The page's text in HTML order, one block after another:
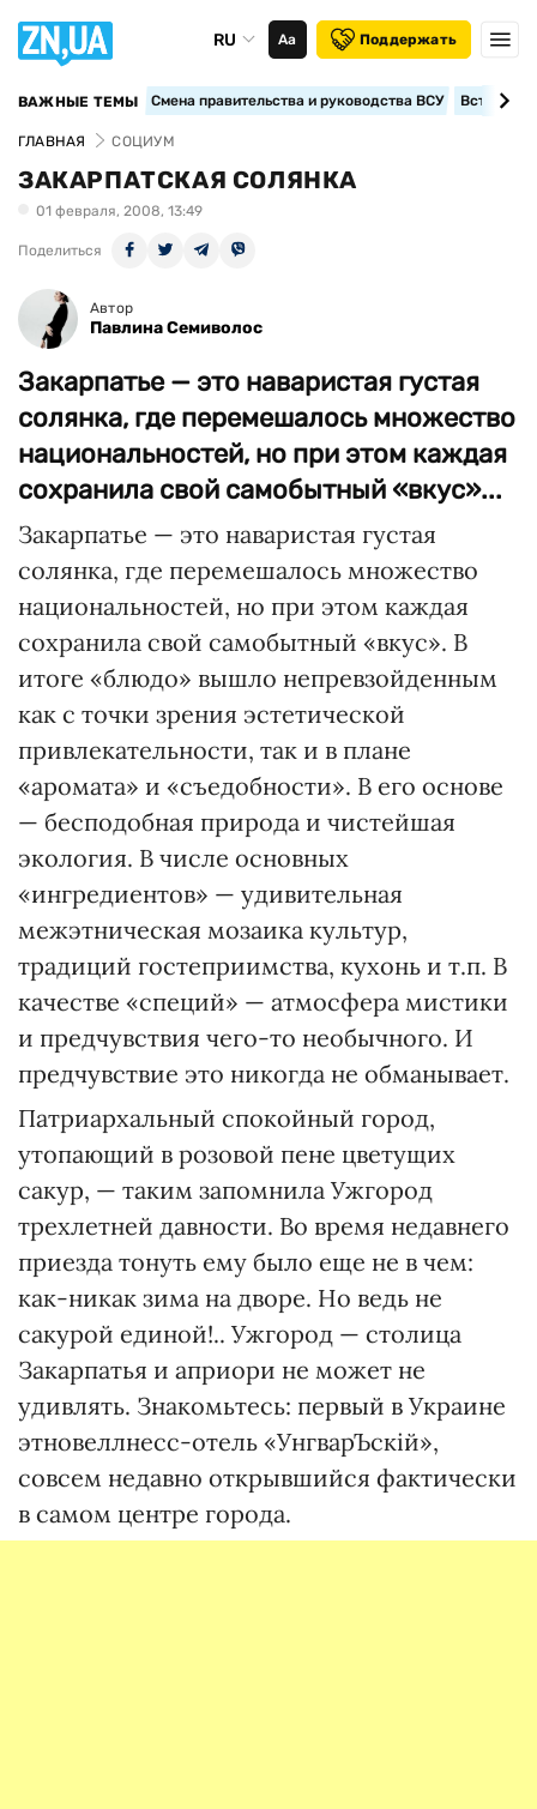
RU Аа Поддержать
ВАЖНЫЕ ТЕМЫ Смена правительства и руководства ВСУ
ГЛАВНАЯ СОЦИУМ
ЗАКАРПАТСКАЯ СОЛЯНКА
01 февраля, 2008, 13:49
Поделиться
Автор
Павлина Семиволос
Закарпатье — это наваристая густая
солянка, где перемешалось множество
национальностей, но при этом каждая
сохранила свой самобытный «вкус»...
Закарпатье — это наваристая густая
солянка, где перемешалось множество
национальностей, но при этом каждая
сохранила свой самобытный «вкус». В
итоге «блюдо» вышло непревзойденным
как с точки зрения эстетической
привлекательности, так и в плане
«аромата» и «съедобности». В его основе
— бесподобная природа и чистейшая
экология. В числе основных
«ингредиентов» — удивительная
межэтническая мозаика культур,
традиций гостеприимства, кухонь и т.п. В
качестве «специй» — атмосфера мистики
и предчувствия чего-то необычного. И
предчувствие это никогда не обманывает.
Патриархальный спокойный город,
утопающий в розовой пене цветущих
сакур, — таким запомнила Ужгород
трехлетней давности. Во время недавнего
приезда тонуть ему было еще не в чем:
как-никак зима на дворе. Но ведь не
сакурой единой!.. Ужгород — столица
Закарпатья и априори не может не
удивлять. Знакомьтесь: первый в Украине
этновеллнесс-отель «УнгварЪскій»,
совсем недавно открывшийся фактически
в самом центре города.